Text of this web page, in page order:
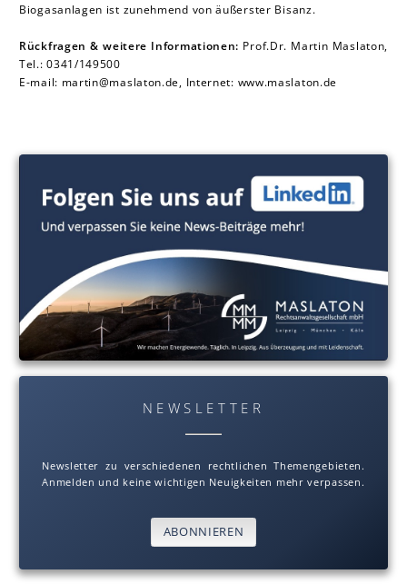
Biogasanlagen ist zunehmend von äußerster Bisanz.
Rückfragen & weitere Informationen: Prof.Dr. Martin Mas la ton,
Tel.: 0341/149500
E-mail: martin@maslaton.de, Internet: www.maslaton.de
NEWSLETTER
Newsletter zu verschiedenen rechtlichen Themengebieten.
Anmelden und keine wichtigen Neuigkeiten mehr verpassen.
ABONNIEREN